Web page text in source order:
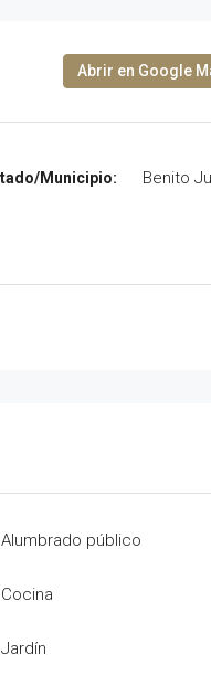
Benito
Alumbrado público
Cocina
Jardín